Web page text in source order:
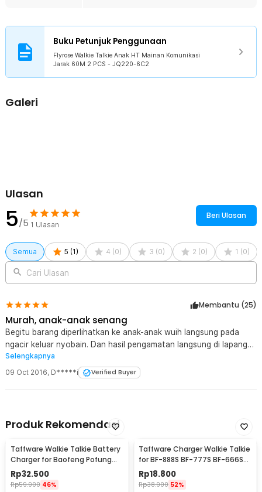
halaman, taman, atau area bermain anak. Anak tetap dapat
berkomunikasi tanpa harus selalu berdekatan.
Kelengkapan Produk
2 x Flyrose Walkie Talkie Anak HT Mainan Komunikasi Jarak 60M
Buku Petunjuk Penggunaan
Flyrose Walkie Talkie Anak HT Mainan Komunikasi
Jarak 60M 2 PCS - JQ220-6C2
Galeri
Ulasan
5/5 1 Ulasan
Beri Ulasan
Semua 5 (1 ) 4 (0) 3 (0) 2 (0) 1 (0)
Cari Ulasan
Membantu (25)
Murah, anak-anak senang
Begitu barang diperlihatkan ke anak-anak wuih langsung pada
ngacir keluar nyobain. Dan hasil pengamatan langsung di lapangan
ternyata idealnya kalau berjarak 8 - 10 meter karena kalau lebih
dari itu sinyal sudah agak putus-putus meski masih jelas suara
yang masuk. Speaker yang disematkan sama dengan speaker
anak-anak. So far, anak-anak tetap suka dan awet baterainya.
Thanks Jaknot
Selengkapnya
09 Oct 2016, D*****i Verified Buyer
Produk Rekomendasi
Taffware Walkie Talkie Battery
Charger for Baofeng Pofung
BF-UV82 - CH-8
Rp32.500
Rp59.900 46%
Taffware Charger Walkie Talkie
for BF-888S BF-777S BF-666S
UFO-1
Rp18.800
Rp38.900 52%